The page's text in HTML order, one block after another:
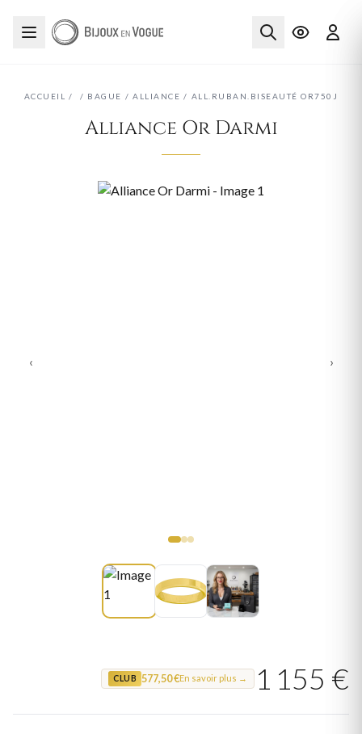
ACCUEIL / / BAGUE / ALLIANCE / ALL.RUBAN.BISEAUTÉ OR750J
Alliance Or Darmi
‹ ›
CLUB 577,50 €En savoir plus → 1 155 €